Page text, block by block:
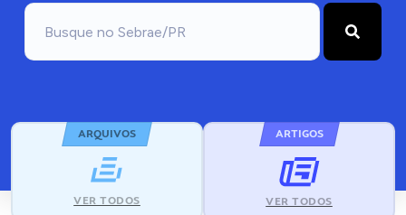
ARQUIVOS
VER TODOS
ARTIGOS
VER TODOS